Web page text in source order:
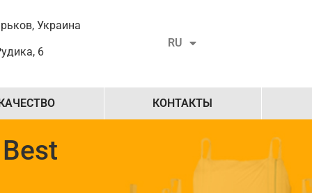
Украина
6
RU
EN
КОНТАКТЫ